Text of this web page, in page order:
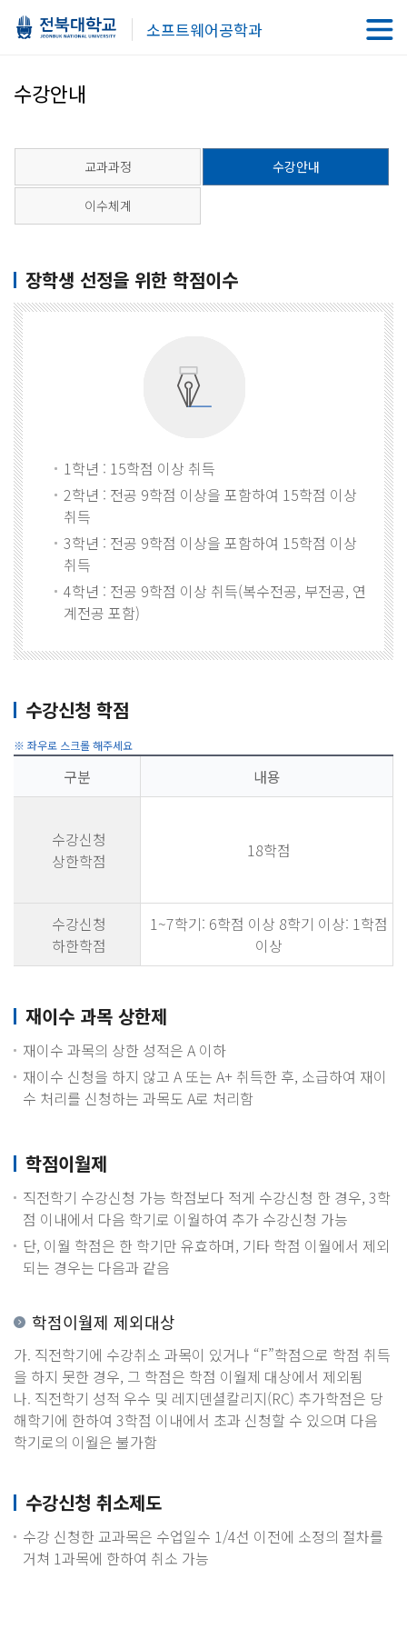
소프트웨어공학과
수강안내
교과과정 수강안내
이수체계
장학생 선정을 위한 학점이수
1학년 : 15학점 이상 취득
2학년 : 전공 9학점 이상을 포함하여 15학점 이상
취득
3학년 : 전공 9학점 이상을 포함하여 15학점 이상
취득
4학년 : 전공 9학점 이상 취득(복수전공, 부전공, 연
계전공 포함)
수강신청 학점
구분 내용
수강신청
상한학점
18학점
수강신청
하한학점
1~7학기: 6학점 이상 8학기 이상: 1학점
이상
재이수 과목 상한제
재이수 과목의 상한 성적은 A 이하
재이수 신청을 하지 않고 A 또는 A+ 취득한 후, 소급하여 재이
수 처리를 신청하는 과목도 A로 처리함
학점이월제
직전학기 수강신청 가능 학점보다 적게 수강신청 한 경우, 3학
점 이내에서 다음 학기로 이월하여 추가 수강신청 가능
단, 이월 학점은 한 학기만 유효하며, 기타 학점 이월에서 제외
되는 경우는 다음과 같음
학점이월제 제외대상
가. 직전학기에 수강취소 과목이 있거나 “F”학점으로 학점 취득
을 하지 못한 경우, 그 학점은 학점 이월제 대상에서 제외됨
나. 직전학기 성적 우수 및 레지덴셜칼리지(RC) 추가학점은 당
해학기에 한하여 3학점 이내에서 초과 신청할 수 있으며 다음
학기로의 이월은 불가함
수강신청 취소제도
수강 신청한 교과목은 수업일수 1/4선 이전에 소정의 절차를
거쳐 1과목에 한하여 취소 가능